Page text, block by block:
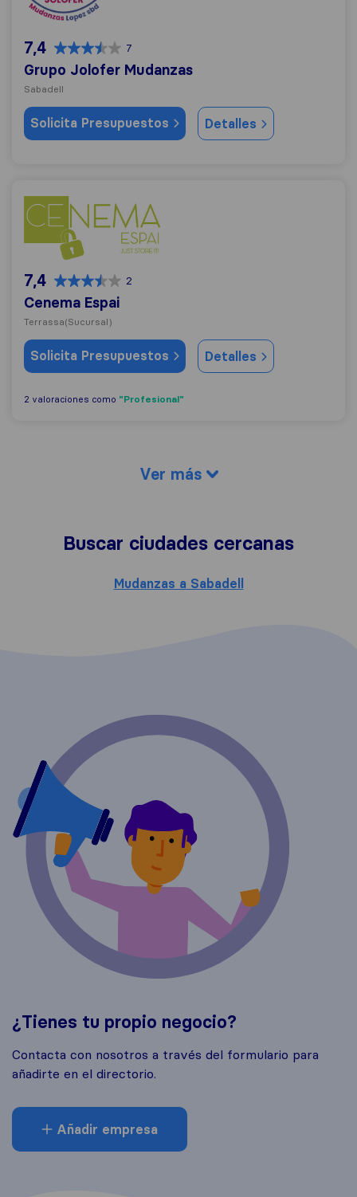
7,4 7
Grupo Jolofer Mudanzas
Sabadell
Solicita Presupuestos Detalles
Cenema Espai
7,4 2
Cenema Espai
Terrassa(Sucursal)
Solicita Presupuestos Detalles
2 valoraciones como "Profesional"
Ver más
Buscar ciudades cercanas
Mudanzas a Sabadell
¿Tienes tu propio negocio?
Contacta con nosotros a través del formulario para
añadirte en el directorio.
Añadir empresa